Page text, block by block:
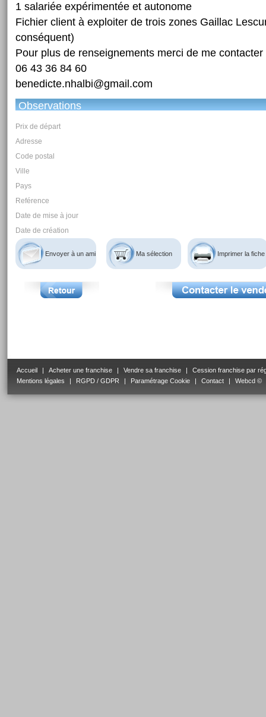
1 salariée expérimentée et autonome
Fichier client à exploiter de trois zones Gaillac
conséquent)
Pour plus de renseignements merci de me contacter
06 43 36 84 60
benedicte.nhalbi@gmail.com
Observations
Prix de départ
Adresse
Code postal
Ville
Pays
Reférence
Date de mise à jour
Date de création
Envoyer à un ami Ma sélection Imprimer la fiche
Accueil | Acheter une franchise | Vendre sa franchise |
Cession franchise par
Mentions légales
| RGPD / GDPR | Paramétrage Cookie | Contact | Webcd ©